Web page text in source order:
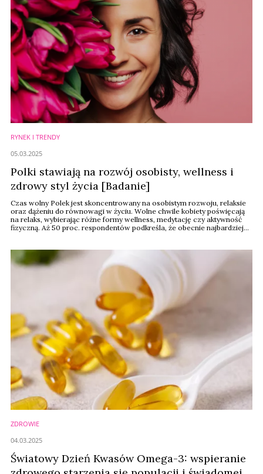
RYNEK I TRENDY
Polki stawiają na rozwój osobisty, wellness i
zdrowy styl życia [Badanie]
Czas wolny Polek jest skoncentrowany na osobistym rozwoju, relaksie
oraz dążeniu do równowagi w życiu. Wolne chwile kobiety poświęcają
na relaks, wybierając różne formy wellness, medytację czy aktywność
fizyczną. Aż 50 proc. respondentów podkreśla, że obecnie najbardziej
05.03.2025
ZDROWIE
Światowy Dzień Kwasów Omega-3: wspieranie
04.03.2025